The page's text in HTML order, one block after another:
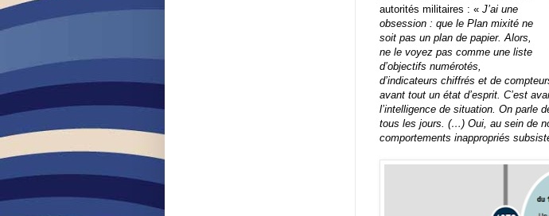
autorités militaires : « J’ai une
obsession : que le Plan mixité ne
soit pas un plan de papier. Alors,
ne le voyez pas comme une liste
d’objectifs numérotés,
d’indicateurs chiffrés et de
avant tout un état d’esprit. C’est
l’intelligence de situation. On parle
tous les jours. (…) Oui, au sein de
comportements inappropriés